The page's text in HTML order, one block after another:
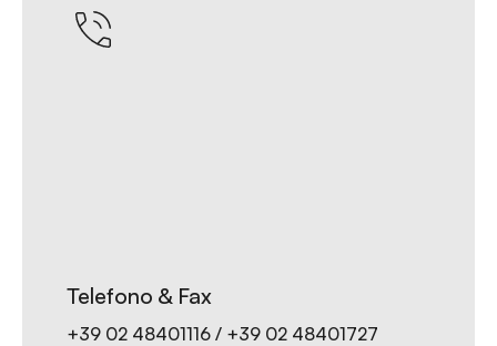
Telefono & Fax
+39 02 48401116 / +39 02 48401727